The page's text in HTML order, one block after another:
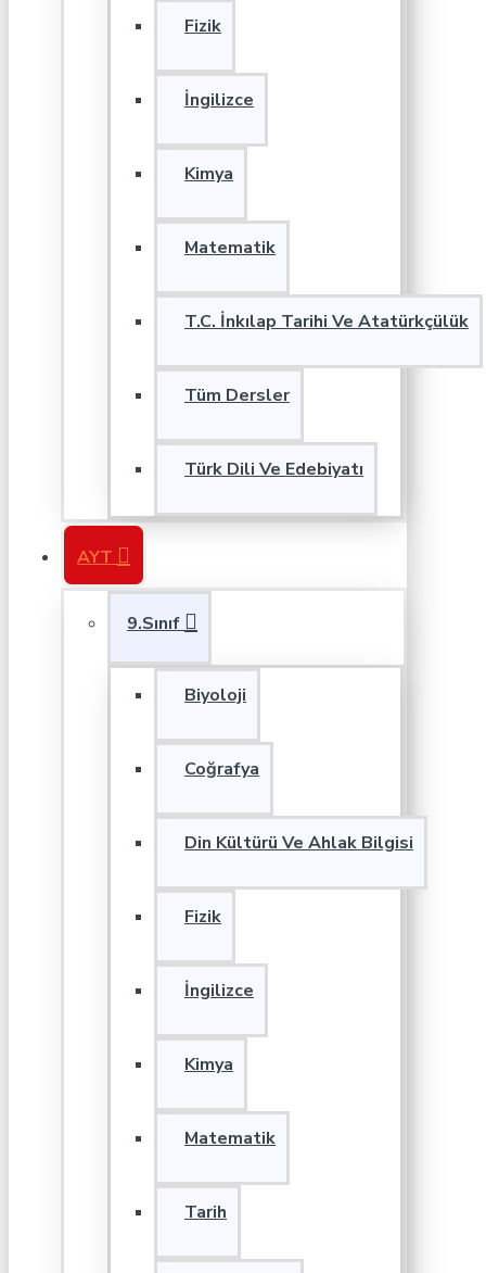
Fizik
İngilizce
Kimya
Matematik
T.C. İnkılap Tarihi Ve Atatürkçülük
Tüm Dersler
Türk Dili Ve Edebiyatı
AYT
9.Sınıf
Biyoloji
Coğrafya
Din Kültürü Ve Ahlak Bilgisi
Fizik
İngilizce
Kimya
Matematik
Tarih